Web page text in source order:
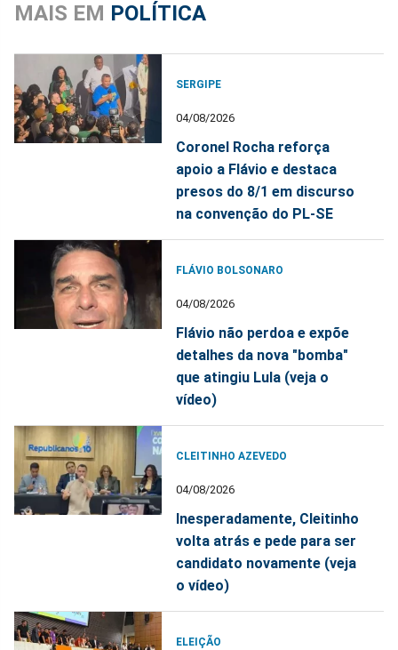
MAIS EM POLÍTICA
SERGIPE
04/08/2026
Coronel Rocha reforça
apoio a Flávio e destaca
presos do 8/1 em discurso
na convenção do PL-SE
FLÁVIO BOLSONARO
04/08/2026
Flávio não perdoa e expõe
detalhes da nova "bomba"
que atingiu Lula (veja o
vídeo)
CLEITINHO AZEVEDO
04/08/2026
Inesperadamente, Cleitinho
volta atrás e pede para ser
candidato novamente (veja
o vídeo)
ELEIÇÃO